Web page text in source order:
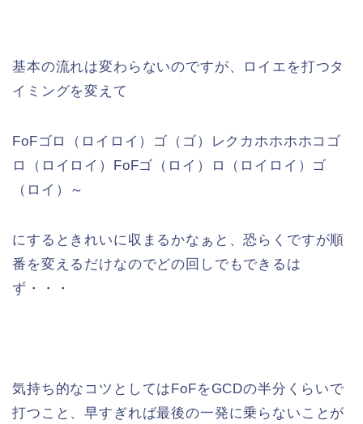
基本の流れは変わらないのですが、ロイエを打つタ
イミングを変えて
FoFゴロ（ロイロイ）ゴ（ゴ）レクカホホホホコゴ
ロ（ロイロイ）FoFゴ（ロイ）ロ（ロイロイ）ゴ
（ロイ）～
にするときれいに収まるかなぁと、恐らくですが順
番を変えるだけなのでどの回しでもできるは
ず・・・
気持ち的なコツとしてはFoFをGCDの半分くらいで
打つこと、早すぎれば最後の一発に乗らないことが